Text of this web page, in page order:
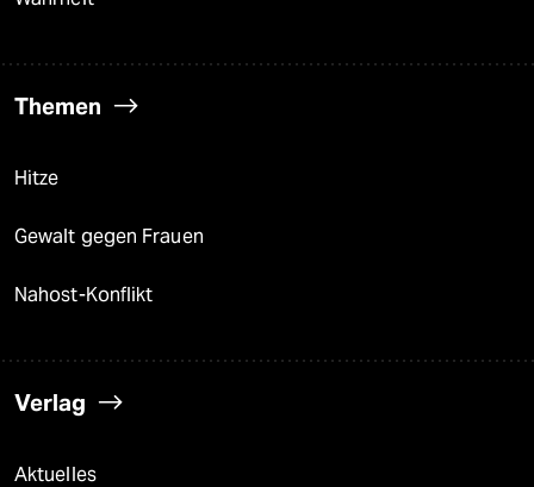
Themen
Hitze
Gewalt gegen Frauen
Nahost-Konflikt
Verlag
Aktuelles